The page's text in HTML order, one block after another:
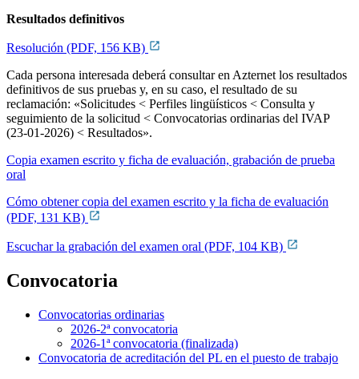
Resultados definitivos
Resolución (PDF, 156 KB)
Cada persona interesada deberá consultar en Azternet los resultados
definitivos de sus pruebas y, en su caso, el resultado de su
reclamación: «Solicitudes < Perfiles lingüísticos < Consulta y
seguimiento de la solicitud < Convocatorias ordinarias del IVAP
(23-01-2026) < Resultados».
Copia examen escrito y ficha de evaluación, grabación de prueba
oral
Cómo obtener copia del examen escrito y la ficha de evaluación
(PDF, 131 KB)
Escuchar la grabación del examen oral (PDF, 104 KB)
Convocatoria
Convocatorias ordinarias
2026-2ª convocatoria
2026-1ª convocatoria (finalizada)
Convocatoria de acreditación del PL en el puesto de trabajo